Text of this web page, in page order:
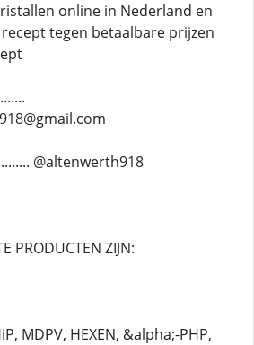
online in Nederland en
tegen betaalbare prijzen
@altenwerth918
PRODUCTEN ZIJN:
MDPV, HEXEN, &alpha;-PHP,